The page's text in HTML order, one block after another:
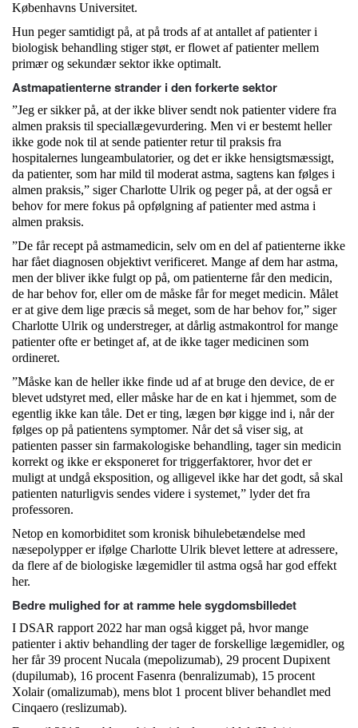
Københavns Universitet.
Hun peger samtidigt på, at på trods af at antallet af patienter i
biologisk behandling stiger støt, er flowet af patienter mellem
primær og sekundær sektor ikke optimalt.
Astmapatienterne strander i den forkerte sektor
”Jeg er sikker på, at der ikke bliver sendt nok patienter videre fra
almen praksis til speciallægevurdering. Men vi er bestemt heller
ikke gode nok til at sende patienter retur til praksis fra
hospitalernes lungeambulatorier, og det er ikke hensigtsmæssigt,
da patienter, som har mild til moderat astma, sagtens kan følges i
almen praksis,” siger Charlotte Ulrik og peger på, at der også er
behov for mere fokus på opfølgning af patienter med astma i
almen praksis.
”De får recept på astmamedicin, selv om en del af patienterne ikke
har fået diagnosen objektivt verificeret. Mange af dem har astma,
men der bliver ikke fulgt op på, om patienterne får den medicin,
de har behov for, eller om de måske får for meget medicin. Målet
er at give dem lige præcis så meget, som de har behov for,” siger
Charlotte Ulrik og understreger, at dårlig astmakontrol for mange
patienter ofte er betinget af, at de ikke tager medicinen som
ordineret.
”Måske kan de heller ikke finde ud af at bruge den device, de er
blevet udstyret med, eller måske har de en kat i hjemmet, som de
egentlig ikke kan tåle. Det er ting, lægen bør kigge ind i, når der
følges op på patientens symptomer. Når det så viser sig, at
patienten passer sin farmakologiske behandling, tager sin medicin
korrekt og ikke er eksponeret for triggerfaktorer, hvor det er
muligt at undgå eksposition, og alligevel ikke har det godt, så skal
patienten naturligvis sendes videre i systemet,” lyder det fra
professoren.
Netop en komorbiditet som kronisk bihulebetændelse med
næsepolypper er ifølge Charlotte Ulrik blevet lettere at adressere,
da flere af de biologiske lægemidler til astma også har god effekt
her.
Bedre mulighed for at ramme hele sygdomsbilledet
I DSAR rapport 2022 har man også kigget på, hvor mange
patienter i aktiv behandling der tager de forskellige lægemidler, og
her får 39 procent Nucala (mepolizumab), 29 procent Dupixent
(dupilumab), 16 procent Fasenra (benralizumab), 15 procent
Xolair (omalizumab), mens blot 1 procent bliver behandlet med
Cinqaero (reslizumab).